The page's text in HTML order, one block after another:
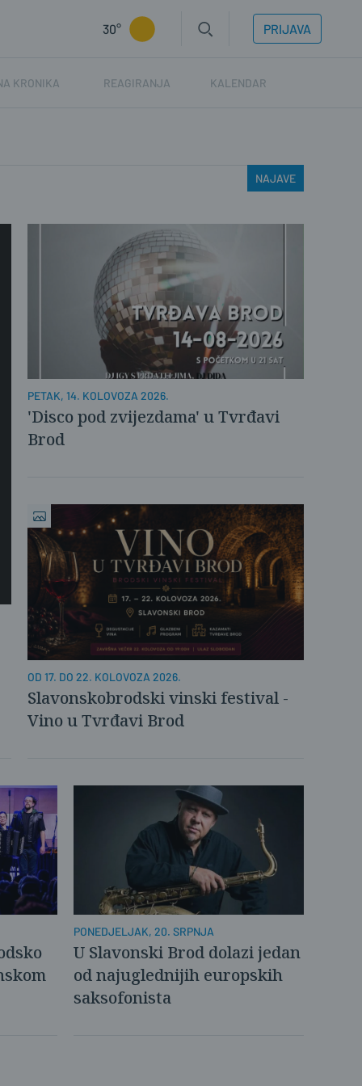
30° PRIJAVA
KRONIKA REAGIRANJA KALENDAR
NAJAVE
PETAK, 14. KOLOVOZA 2026.
'Disco pod zvijezdama' u Tvrđavi
Brod
OD 17. DO 22. KOLOVOZA 2026.
Slavonskobrodski vinski festival -
Vino u Tvrđavi Brod
PONEDJELJAK, 20. SRPNJA
U Slavonski Brod dolazi jedan
od najuglednijih europskih
saksofonista